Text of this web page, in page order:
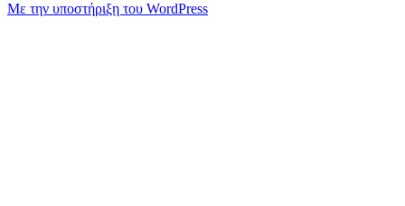
Με την υποστήριξη του WordPress